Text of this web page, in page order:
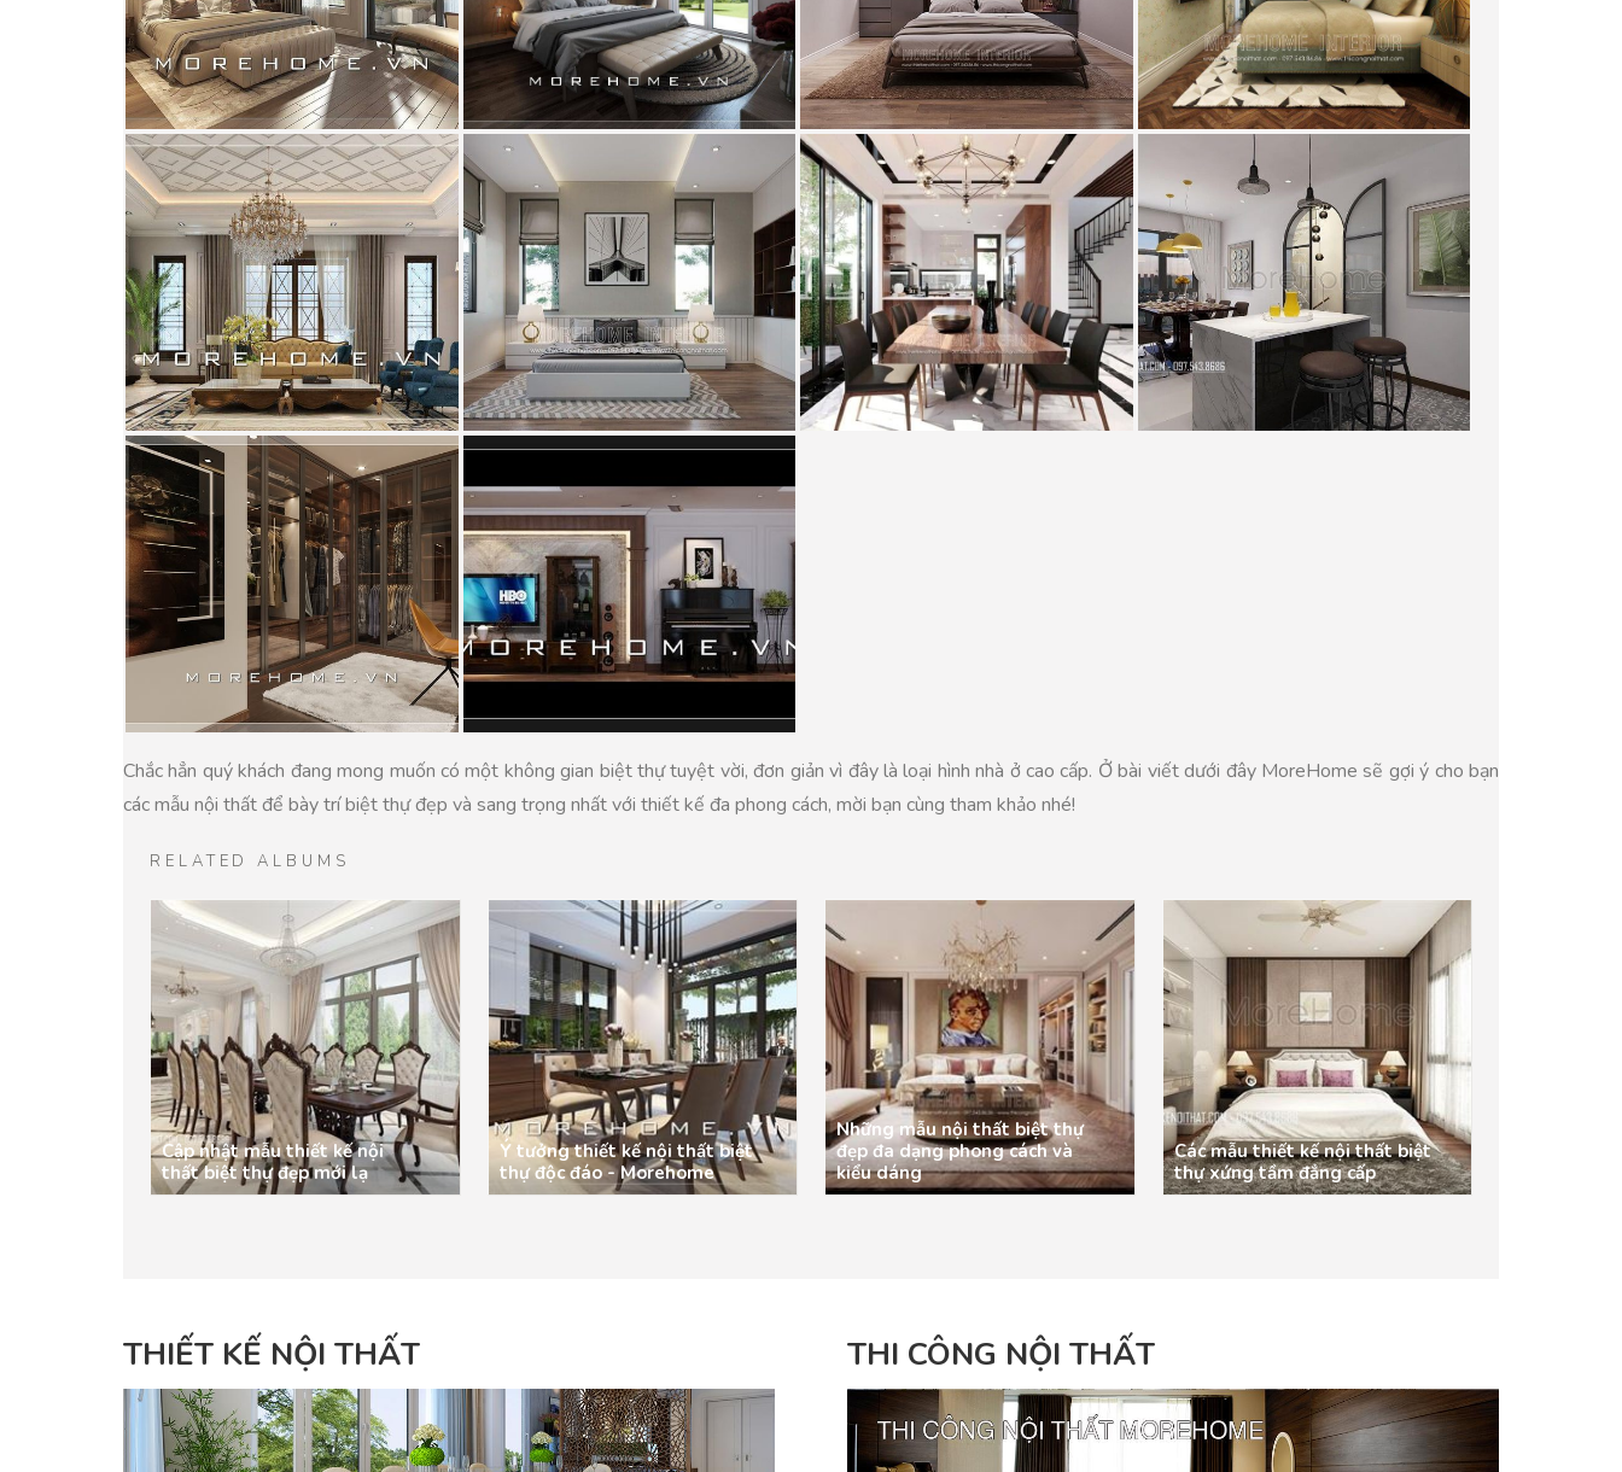
Chắc hẳn quý khách đang mong muốn có một không gian biệt thự tuyệt vời, đơn giản vì đây là loại hình nhà ở cao cấp. Ở bài viết dưới đây MoreHome sẽ gợi ý cho bạn
các mẫu nội thất để bày trí biệt thự đẹp và sang trọng nhất với thiết kế đa phong cách, mời bạn cùng tham khảo nhé!
RELATED ALBUMS
Cập nhật mẫu thiết kế nội
thất biệt thự đẹp mới lạ
Ý tưởng thiết kế nội thất biệt
thự độc đáo - Morehome
Những mẫu nội thất biệt thự
đẹp đa dạng phong cách và
kiểu dáng
Các mẫu thiết kế nội thất biệt
thự xứng tầm đẳng cấp
THIẾT KẾ NỘI THẤT THI CÔNG NỘI THẤT